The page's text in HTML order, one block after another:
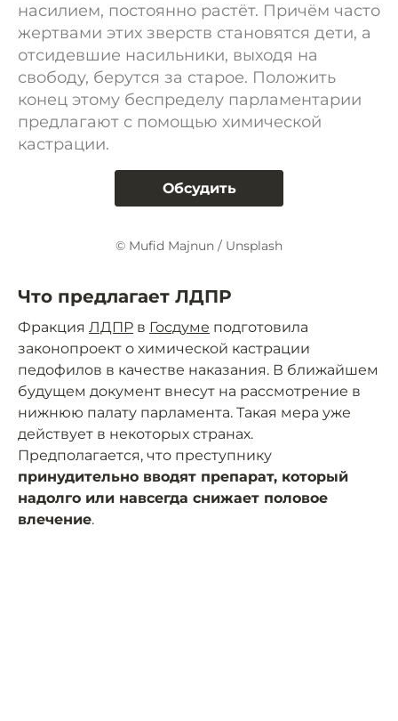
насилием, постоянно растёт. Причём часто
жертвами этих зверств становятся дети, а
отсидевшие насильники, выходя на
свободу, берутся за старое. Положить
конец этому беспределу парламентарии
предлагают с помощью химической
кастрации.
Обсудить
© Mufid Majnun / Unsplash
Что предлагает ЛДПР
Фракция ЛДПР в Госдуме подготовила
законопроект о химической кастрации
педофилов в качестве наказания. В ближайшем
будущем документ внесут на рассмотрение в
нижнюю палату парламента. Такая мера уже
действует в некоторых странах.
Предполагается, что преступнику
принудительно вводят препарат, который
надолго или навсегда снижает половое
влечение.